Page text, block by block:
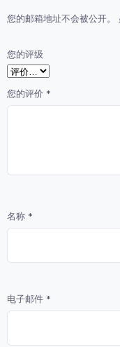
您的邮箱地址不会被公开。
您的评级
您的评价 *
名称 *
电子邮件 *